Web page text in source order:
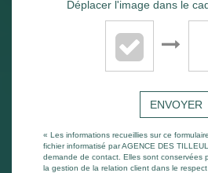
Déplacer l'image dans le
ENVOYER
« Les informations recueillies sur ce
fichier informatisé par AGENCE DES
demande de contact. Elles sont conservées
la gestion de la relation client dans le